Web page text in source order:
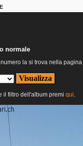
normale
la si trova nella pagina
il filtro dell'album premi qui.